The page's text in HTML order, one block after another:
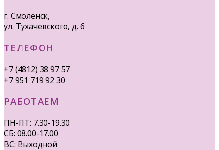
г. Смоленск,
ул. Тухачевского, д. 6
ТЕЛЕФОН
+7 (4812) 38 97 57
+7 951 719 92 30
РАБОТАЕМ
ПН-ПТ: 7.30-19.30
СБ: 08.00-17.00
ВС: Выходной